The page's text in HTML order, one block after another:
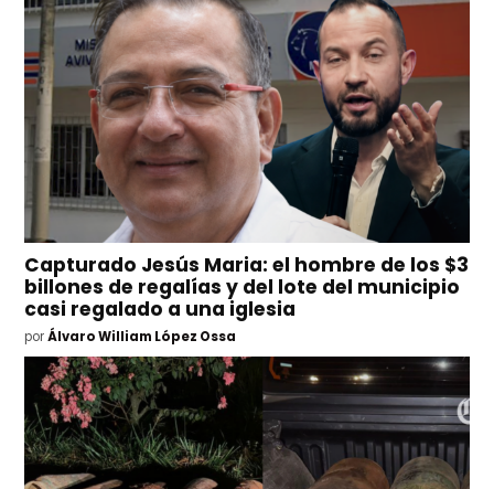
Capturado Jesús Maria: el hombre de los $3
billones de regalías y del lote del municipio
casi regalado a una iglesia
por Álvaro William López Ossa